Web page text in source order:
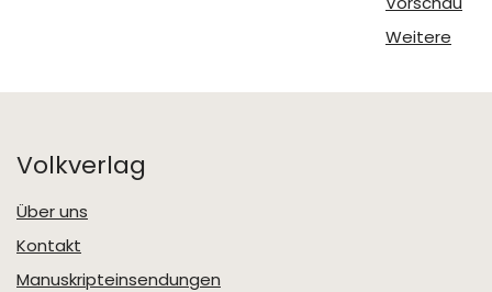
Weitere
Volkverlag
Über uns
Kontakt
Manuskripteinsendungen